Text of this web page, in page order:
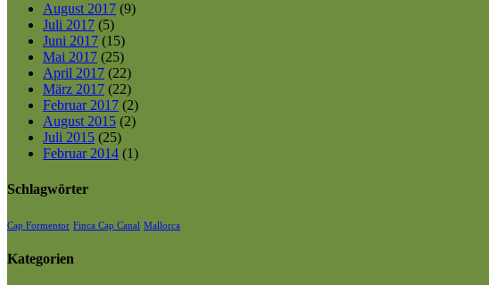
August 2017 (9)
Juli 2017 (5)
Juni 2017 (15)
Mai 2017 (25)
April 2017 (22)
März 2017 (22)
Februar 2017 (2)
August 2015 (2)
Juli 2015 (25)
Februar 2014 (1)
Schlagwörter
Cap Formentor Finca Cap Canal Mallorca
Kategorien